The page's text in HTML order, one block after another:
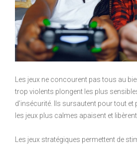
Les jeux ne concourent pas tous au
trop violents plongent les plus
d’insécurité. Ils sursautent pour tout et
les jeux plus calmes apaisent et libèrent
Les jeux stratégiques permettent de